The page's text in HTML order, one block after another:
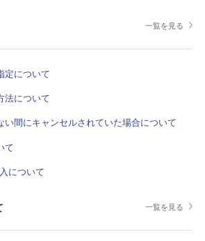
一覧を見る
定について
法について
い間にキャンセルされていた場合について
て
について
一覧を見る